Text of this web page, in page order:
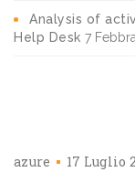
Analysis of
Help Desk 7
azure 17 Luglio